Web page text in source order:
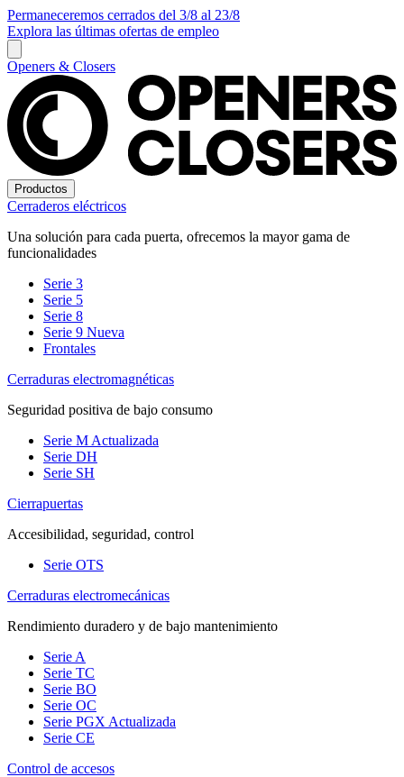
Permaneceremos cerrados del 3/8 al 23/8
Explora las últimas ofertas de empleo
Openers & Closers
Productos
Cerraderos eléctricos
Una solución para cada puerta, ofrecemos la mayor gama de
funcionalidades
Serie 3
Serie 5
Serie 8
Serie 9 Nueva
Frontales
Cerraduras electromagnéticas
Seguridad positiva de bajo consumo
Serie M Actualizada
Serie DH
Serie SH
Cierrapuertas
Accesibilidad, seguridad, control
Serie OTS
Cerraduras electromecánicas
Rendimiento duradero y de bajo mantenimiento
Serie A
Serie TC
Serie BO
Serie OC
Serie PGX Actualizada
Serie CE
Control de accesos